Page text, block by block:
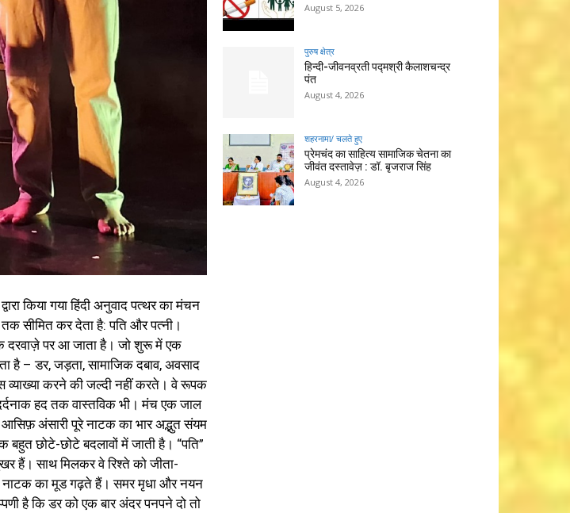
किया गया हिंदी अनुवाद पत्थर का मंचन
सीमित कर देता है: पति और पत्नी।
दरवाज़े पर आ जाता है। जो शुरू में एक
है – डर, जड़ता, सामाजिक दबाव, अवसाद
व्याख्या करने की जल्दी नहीं करते। वे रूपक
हद तक वास्तविक भी। मंच एक जाल
अंसारी पूरे नाटक का भार अद्भुत संयम
छोटे-छोटे बदलावों में जाती है। “पति”
हैं। साथ मिलकर वे रिश्ते को जीता-
नाटक का मूड गढ़ते हैं। समर मृधा और नयन
है कि डर को एक बार अंदर पनपने दो तो
August 5, 2026
पुरुष क्षेत्र
हिन्‍दी-जीवनव्रती पद्मश्री कैलाशचन्‍द्र
पंत
August 4, 2026
शहरनामा/ चलते हुए
प्रेमचंद का साहित्य सामाजिक चेतना का
जीवंत दस्तावेज़ : डॉ. बृजराज सिंह
August 4, 2026